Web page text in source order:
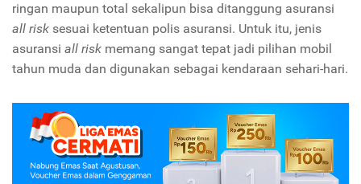
ringan maupun total sekalipun bisa ditanggung asuransi
all risk sesuai ketentuan polis asuransi. Untuk itu, jenis
asuransi all risk memang sangat tepat jadi pilihan mobil
tahun muda dan digunakan sebagai kendaraan sehari-hari.